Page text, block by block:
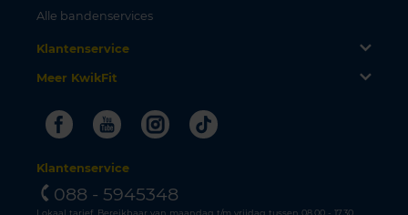
Alle bandenservices
Klantenservice
Meer KwikFit
FacebookYoutubeInstagram
Tiktok
Klantenservice
088 - 5945348
Lokaal tarief. Bereikbaar van maandag t/m vrijdag tussen 08.00 - 17.30